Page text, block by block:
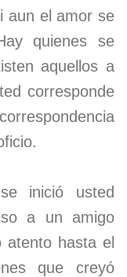
aun el amor se
quienes se
aquellos a
corresponde
inició usted
a un amigo
hasta el
que creyó